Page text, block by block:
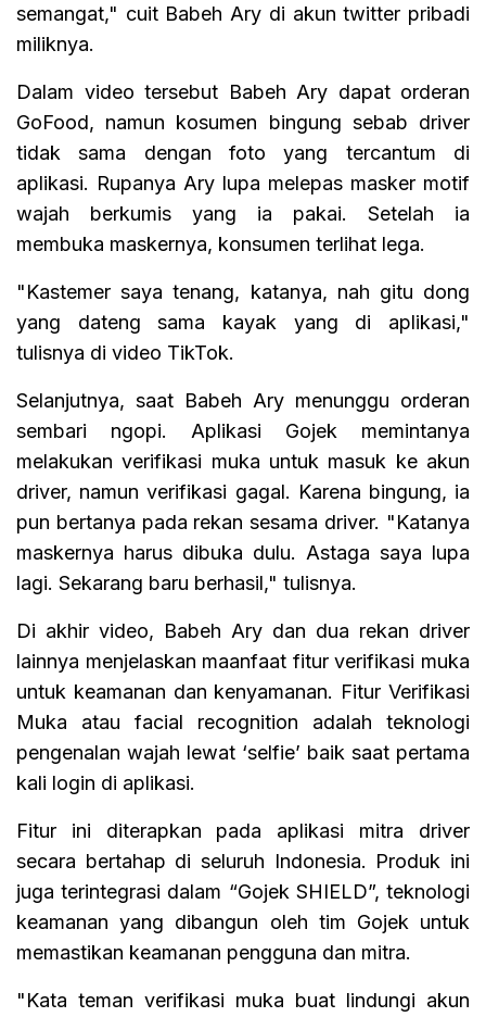
semangat," cuit Babeh Ary di akun twitter pribadi
miliknya.
Dalam video tersebut Babeh Ary dapat orderan
GoFood, namun kosumen bingung sebab driver
tidak sama dengan foto yang tercantum di
aplikasi. Rupanya Ary lupa melepas masker motif
wajah berkumis yang ia pakai. Setelah ia
membuka maskernya, konsumen terlihat lega.
"Kastemer saya tenang, katanya, nah gitu dong
yang dateng sama kayak yang di aplikasi,"
tulisnya di video TikTok.
Selanjutnya, saat Babeh Ary menunggu orderan
sembari ngopi. Aplikasi Gojek memintanya
melakukan verifikasi muka untuk masuk ke akun
driver, namun verifikasi gagal. Karena bingung, ia
pun bertanya pada rekan sesama driver. "Katanya
maskernya harus dibuka dulu. Astaga saya lupa
lagi. Sekarang baru berhasil," tulisnya.
Di akhir video, Babeh Ary dan dua rekan driver
lainnya menjelaskan maanfaat fitur verifikasi muka
untuk keamanan dan kenyamanan. Fitur Verifikasi
Muka atau facial recognition adalah teknologi
pengenalan wajah lewat ‘selfie’ baik saat pertama
kali login di aplikasi.
Fitur ini diterapkan pada aplikasi mitra driver
secara bertahap di seluruh Indonesia. Produk ini
juga terintegrasi dalam “Gojek SHIELD”, teknologi
keamanan yang dibangun oleh tim Gojek untuk
memastikan keamanan pengguna dan mitra.
"Kata teman verifikasi muka buat lindungi akun